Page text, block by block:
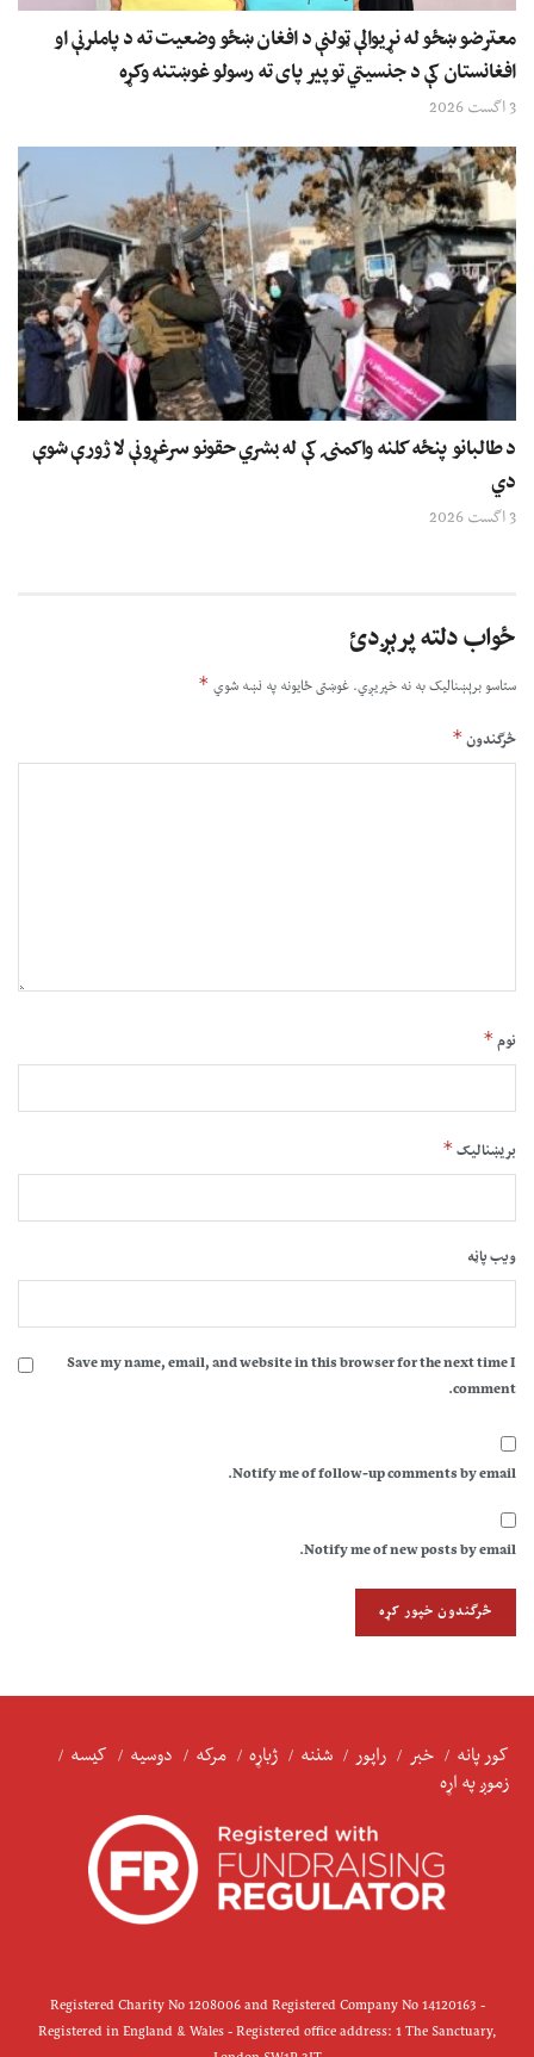
معترضو ښځو له نړیوالې ټولنې د افغان ښځو وضعیت ته د پاملرنې او
افغانستان کې د جنسیتي توپیر پای ته رسولو غوښتنه وکړه
3 اگست 2026
د طالبانو پنځه کلنه واکمنۍ کې له بشري حقونو سرغړونې لا ژورې شوې
دي
3 اگست 2026
ځواب دلته پرېږدئ
ستاسو برېښناليک به نه خپريږي.غوښتى ځایونه په نښه شوي *
څرگندون*
نوم*
بریښنالیک*
ویب پاڼه
Save my name, email, and website in this browser for the next time I
comment.
Notify me of follow-up comments by email.
Notify me of new posts by email.
کور پانه خبر راپور شننه ژباړه مرکه دوسیه
کیسه
زموږ په اړه
Registered Charity No 1208006 and Registered Company No 14120163 -
Registered in England & Wales - Registered office address: 1 The Sanctuary,